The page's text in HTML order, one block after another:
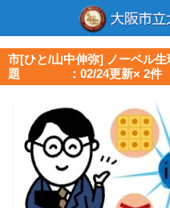
市[ひと/山中伸弥] ノーベル
題 ：02/24更新× 2件